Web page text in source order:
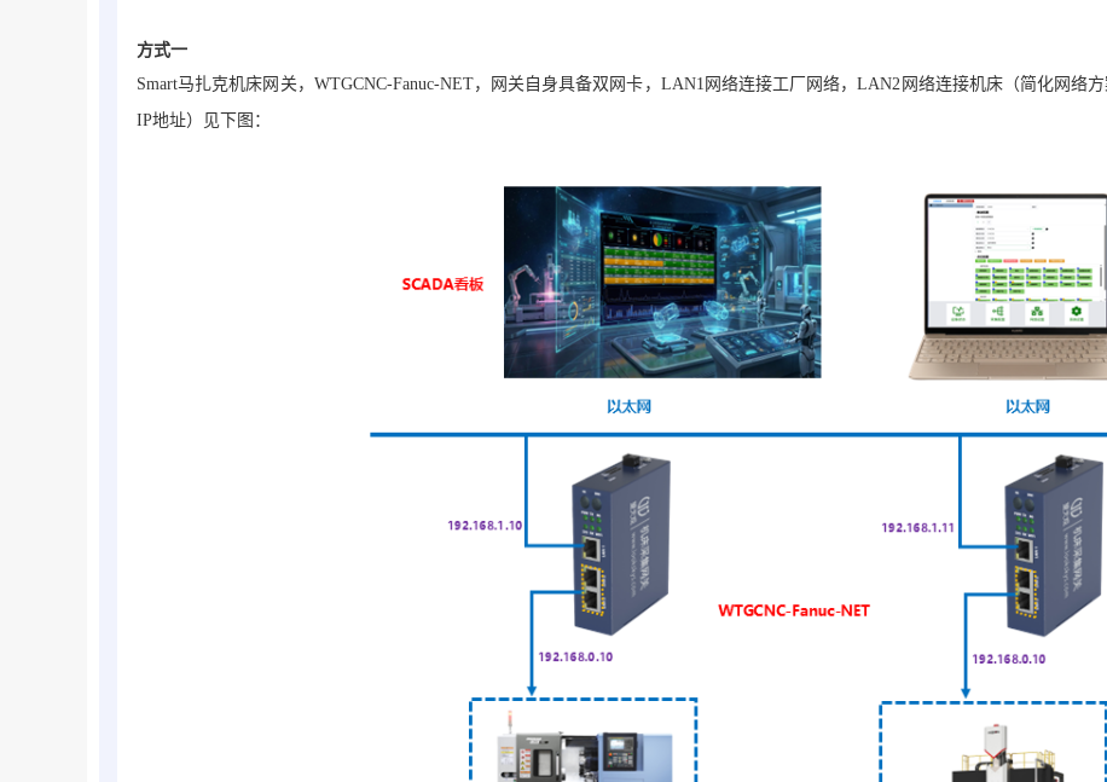
方式一
Smart马扎克机床网关，WTGCNC-Fanuc-NET，网关自身具备双网卡，LAN1网络连接工厂网络，LAN2网络连接机床（简化网络
IP地址）见下图：